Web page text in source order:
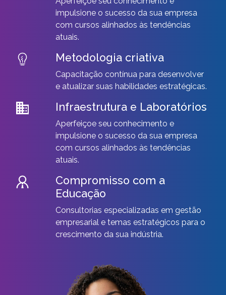
impulsione o sucesso da sua empresa
com cursos alinhados às tendências
atuais.
Metodologia criativa
Capacitação contínua para desenvolver
e atualizar suas habilidades estratégicas.
Infraestrutura e Laboratórios
Aperfeiçoe seu conhecimento e
impulsione o sucesso da sua empresa
com cursos alinhados às tendências
atuais.
Compromisso com a
Educação
Consultorias especializadas em gestão
empresarial e temas estratégicos para o
crescimento da sua indústria.